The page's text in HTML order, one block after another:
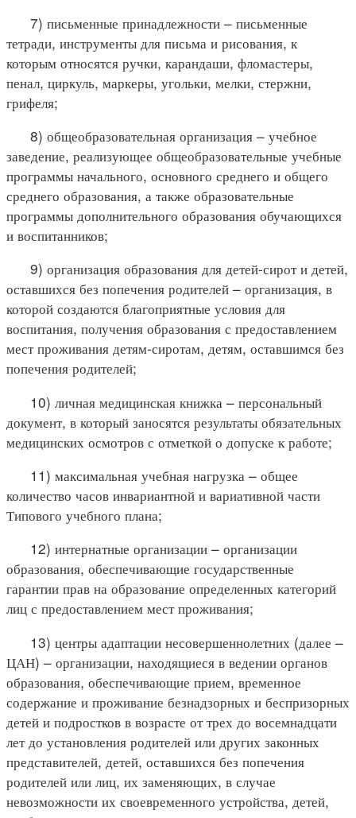
7) письменные принадлежности – письменные
тетради, инструменты для письма и рисования, к
которым относятся ручки, карандаши, фломастеры,
пенал, циркуль, маркеры, угольки, мелки, стержни,
грифеля;
8) общеобразовательная организация – учебное
заведение, реализующее общеобразовательные учебные
программы начального, основного среднего и общего
среднего образования, а также образовательные
программы дополнительного образования обучающихся
и воспитанников;
9) организация образования для детей-сирот и детей,
оставшихся без попечения родителей – организация, в
которой создаются благоприятные условия для
воспитания, получения образования с предоставлением
мест проживания детям-сиротам, детям, оставшимся без
попечения родителей;
10) личная медицинская книжка – персональный
документ, в который заносятся результаты обязательных
медицинских осмотров с отметкой о допуске к работе;
11) максимальная учебная нагрузка – общее
количество часов инвариантной и вариативной части
Типового учебного плана;
12) интернатные организации – организации
образования, обеспечивающие государственные
гарантии прав на образование определенных категорий
лиц с предоставлением мест проживания;
13) центры адаптации несовершеннолетних (далее –
ЦАН) – организации, находящиеся в ведении органов
образования, обеспечивающие прием, временное
содержание и проживание безнадзорных и беспризорных
детей и подростков в возрасте от трех до восемнадцати
лет до установления родителей или других законных
представителей, детей, оставшихся без попечения
родителей или лиц, их заменяющих, в случае
невозможности их своевременного устройства, детей,